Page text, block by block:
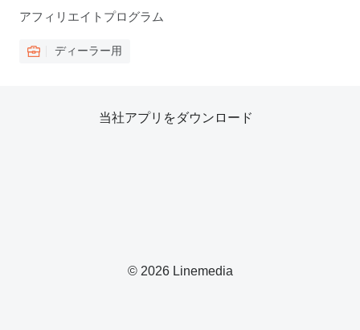
アフィリエイトプログラム
ディーラー用
© 2026 Linemedia
当社アプリをダウンロード